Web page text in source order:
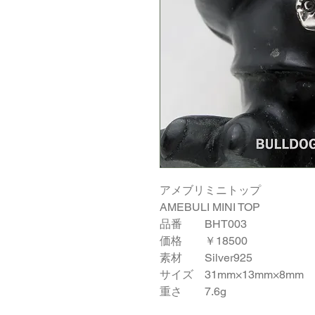
アメブリミニトップ
AMEBULI MINI TOP
品番 BHT003
価格 ￥18500
素材 Silver925
サイズ 31mm×13mm×8mm
重さ 7.6g